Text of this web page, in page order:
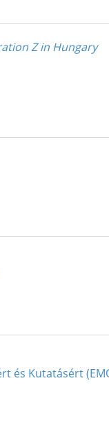
Z in Hungary
Kutatásért